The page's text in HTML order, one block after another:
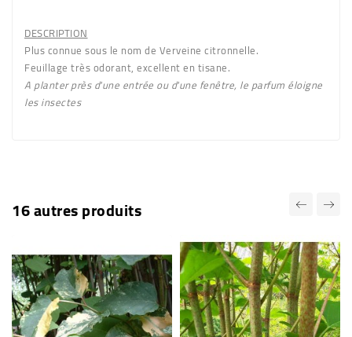
DESCRIPTION
Plus connue sous le nom de Verveine citronnelle.
Feuillage très odorant, excellent en tisane.
A planter près d'une entrée ou d'une fenêtre, le parfum éloigne
les insectes
16 autres produits